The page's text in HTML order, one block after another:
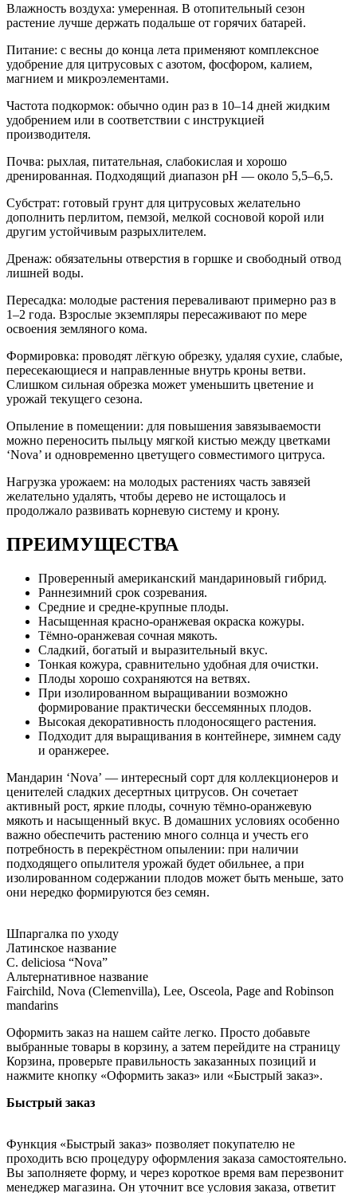
Влажность воздуха: умеренная. В отопительный сезон
растение лучше держать подальше от горячих батарей.
Питание: с весны до конца лета применяют комплексное
удобрение для цитрусовых с азотом, фосфором, калием,
магнием и микроэлементами.
Частота подкормок: обычно один раз в 10–14 дней жидким
удобрением или в соответствии с инструкцией
производителя.
Почва: рыхлая, питательная, слабокислая и хорошо
дренированная. Подходящий диапазон pH — около 5,5–6,5.
Субстрат: готовый грунт для цитрусовых желательно
дополнить перлитом, пемзой, мелкой сосновой корой или
другим устойчивым разрыхлителем.
Дренаж: обязательны отверстия в горшке и свободный отвод
лишней воды.
Пересадка: молодые растения переваливают примерно раз в
1–2 года. Взрослые экземпляры пересаживают по мере
освоения земляного кома.
Формировка: проводят лёгкую обрезку, удаляя сухие, слабые,
пересекающиеся и направленные внутрь кроны ветви.
Слишком сильная обрезка может уменьшить цветение и
урожай текущего сезона.
Опыление в помещении: для повышения завязываемости
можно переносить пыльцу мягкой кистью между цветками
‘Nova’ и одновременно цветущего совместимого цитруса.
Нагрузка урожаем: на молодых растениях часть завязей
желательно удалять, чтобы дерево не истощалось и
продолжало развивать корневую систему и крону.
ПРЕИМУЩЕСТВА
Проверенный американский мандариновый гибрид.
Раннезимний срок созревания.
Средние и средне-крупные плоды.
Насыщенная красно-оранжевая окраска кожуры.
Тёмно-оранжевая сочная мякоть.
Сладкий, богатый и выразительный вкус.
Тонкая кожура, сравнительно удобная для очистки.
Плоды хорошо сохраняются на ветвях.
При изолированном выращивании возможно
формирование практически бессемянных плодов.
Высокая декоративность плодоносящего растения.
Подходит для выращивания в контейнере, зимнем саду
и оранжерее.
Мандарин ‘Nova’ — интересный сорт для коллекционеров и
ценителей сладких десертных цитрусов. Он сочетает
активный рост, яркие плоды, сочную тёмно-оранжевую
мякоть и насыщенный вкус. В домашних условиях особенно
важно обеспечить растению много солнца и учесть его
потребность в перекрёстном опылении: при наличии
подходящего опылителя урожай будет обильнее, а при
изолированном содержании плодов может быть меньше, зато
они нередко формируются без семян.
Шпаргалка по уходу
Латинское название
C. deliciosa “Nova”
Альтернативное название
Fairchild, Nova (Clemenvilla), Lee, Osceola, Page and Robinson
mandarins
Оформить заказ на нашем сайте легко. Просто добавьте
выбранные товары в корзину, а затем перейдите на страницу
Корзина, проверьте правильность заказанных позиций и
нажмите кнопку «Оформить заказ» или «Быстрый заказ».
Быстрый заказ
Функция «Быстрый заказ» позволяет покупателю не
проходить всю процедуру оформления заказа самостоятельно.
Вы заполняете форму, и через короткое время вам перезвонит
менеджер магазина. Он уточнит все условия заказа, ответит